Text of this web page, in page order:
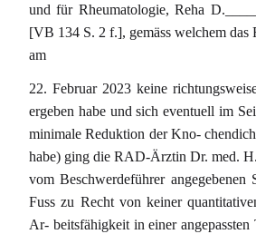
und für Rheumatologie, Reha
[VB 134 S. 2 f.], gemäss welchem das
am
22. Februar 2023 keine
ergeben habe und sich eventuell im
minimale Reduktion der Kno-
habe) ging die RAD-Ärztin Dr. med.
vom Beschwerdeführer angegebenen
Fuss zu Recht von keiner
Ar- beitsfähigkeit in einer angepassten